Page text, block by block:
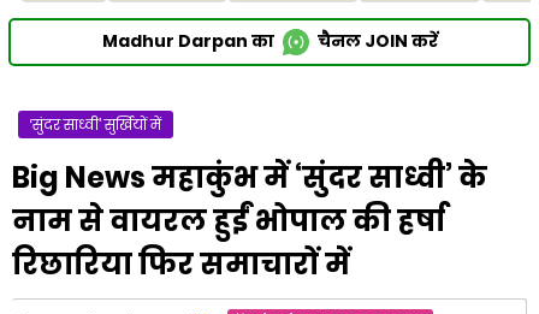
Madhur Darpan का चैनल JOIN करें
‘सुंदर साध्वी’ सुर्खियों में
Big News महाकुंभ में ‘सुंदर साध्वी’ के
नाम से वायरल हुईं भोपाल की हर्षा
रिछारिया फिर समाचारों में